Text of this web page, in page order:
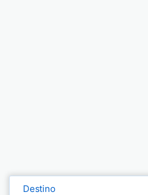
Destino